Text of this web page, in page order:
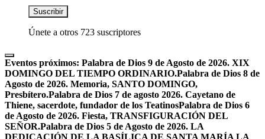
email
Suscribir
Únete a otros 723 suscriptores
Eventos próximos: Palabra de Dios 9 de Agosto de 2026. XIX
DOMINGO DEL TIEMPO ORDINARIO.Palabra de Dios 8 de
Agosto de 2026. Memoria, SANTO DOMINGO,
Presbítero.Palabra de Dios 7 de agosto 2026. Cayetano de
Thiene, sacerdote, fundador de los TeatinosPalabra de Dios 6
de Agosto de 2026. Fiesta, TRANSFIGURACIÓN DEL
SEÑOR.Palabra de Dios 5 de Agosto de 2026. LA